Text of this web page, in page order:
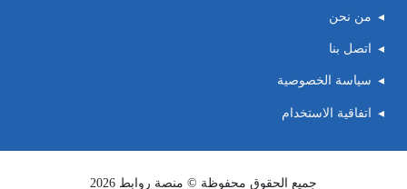
من نحن
اتصل بنا
سياسة الخصوصية
اتفاقية الاستخدام
جميع الحقوق محفوظة © منصة روابط 2026